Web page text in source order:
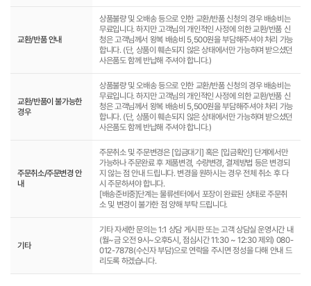
교환/반품 안내
상품불량 및 오배송 등으로 인한 교환/반품 신청의 경우 배송비는
무료입니다. 하지만 고객님의 개인적인 사정에 의한 교환/반품 신
청은 고객님께서 왕복 배송비 5,500원을 부담해주셔야 처리 가능
합니다. (단, 상품이 훼손되지 않은 상태에서만 가능하며 받으셨던
사은품도 함께 반납해 주셔야 합니다.)
교환/반품이 불가능한
경우
상품불량 및 오배송 등으로 인한 교환/반품 신청의 경우 배송비는
무료입니다. 하지만 고객님의 개인적인 사정에 의한 교환/반품 신
청은 고객님께서 왕복 배송비 5,500원을 부담해주셔야 처리 가능
합니다. (단, 상품이 훼손되지 않은 상태에서만 가능하며 받으셨던
사은품도 함께 반납해 주셔야 합니다.)
주문취소/주문변경 안
내
주문취소 및 주문변경은 [입금대기] 혹은 [입금확인] 단계에서만
가능하나 주문완료 후 제품변경, 수량변경, 결제방법 등은 변경되
지 않는 점 안내 드립니다. 변경을 원하시는 경우 전체 취소 후 다
시 주문하셔야 합니다.
[배송준비중]단계는 물류센터에서 포장이 완료된 상태로 주문취
소 및 변경이 불가한 점 양해 부탁 드립니다.
기타
기타 자세한 문의는 1:1 상담 게시판 또는 고객 상담실 운영시간 내
(월~금 오전 9시~오후5시, 점심시간 11:30 ~ 12:30 제외) 080-
012-7878(수신자 부담)으로 연락을 주시면 정성을 다해 안내 드
리도록 하겠습니다.